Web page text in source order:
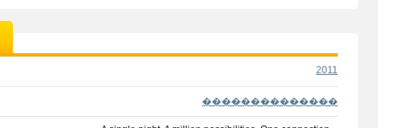
2011
��������������